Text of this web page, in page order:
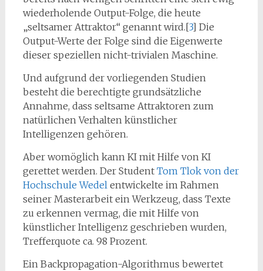
wiederholende Output-Folge, die heute
„seltsamer Attraktor“ genannt wird.[3] Die
Output-Werte der Folge sind die Eigenwerte
dieser speziellen nicht-trivialen Maschine.
Und aufgrund der vorliegenden Studien
besteht die berechtigte grundsätzliche
Annahme, dass seltsame Attraktoren zum
natürlichen Verhalten künstlicher
Intelligenzen gehören.
Aber womöglich kann KI mit Hilfe von KI
gerettet werden. Der Student Tom Tlok von der
Hochschule Wedel entwickelte im Rahmen
seiner Masterarbeit ein Werkzeug, dass Texte
zu erkennen vermag, die mit Hilfe von
künstlicher Intelligenz geschrieben wurden,
Trefferquote ca. 98 Prozent.
Ein Backpropagation-Algorithmus bewertet